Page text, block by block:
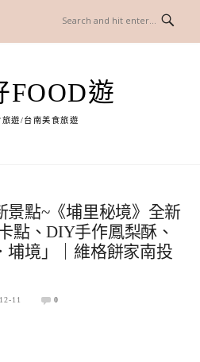
FOOD遊
旅遊/台南美食旅遊
景點~《埔里秘境》全新
點、DIY手作鳳梨酥、
埔境」｜維格餅家南投
11 0